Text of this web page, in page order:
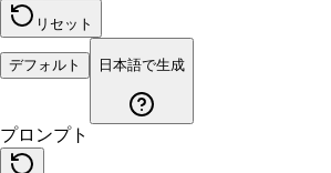
リセット
デフォルト 日本語で生成
プロンプト